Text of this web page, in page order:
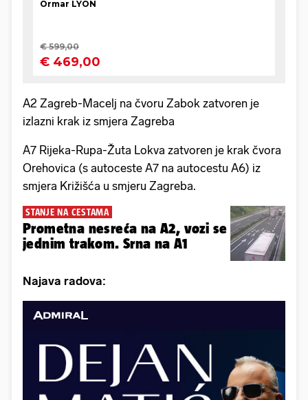
A2 Zagreb-Macelj na čvoru Zabok zatvoren je
izlazni krak iz smjera Zagreba
A7 Rijeka-Rupa-Žuta Lokva zatvoren je krak čvora
Orehovica (s autoceste A7 na autocestu A6) iz
smjera Križišća u smjeru Zagreba.
STANJE NA CESTAMA
Prometna nesreća na A2, vozi se
jednim trakom. Srna na A1
Najava radova: